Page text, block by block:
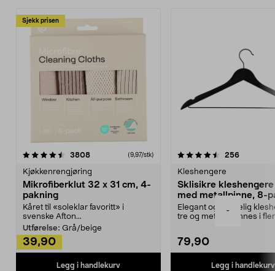
-
Sjekk prisen
3808anmeldelser(9,97/stk)
Kjøkkenrengjøring
Mikrofiberklut 32 x 31 cm, 4-
pakning
Kåret til «soleklar favoritt» i
svenske Afton...
Utførelse: Grå/beige
39,90
Legg i handlekurv
4.5av 5 stjerner 256
Kleshengere
Sklisikre
med metallpinne, 8-
Elegant og skikkelig
tre og metall – finnes i
79,90
Legg i handlekurv
4.5av 5 stjerner